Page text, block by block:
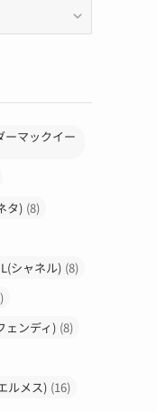
マックイー
タ) (8)
シャネル) (8)
ェンディ) (8)
ルメス) (16)